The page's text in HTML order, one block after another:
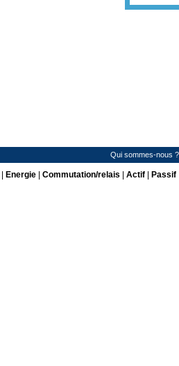
Qui sommes-nous ?
Energie Commutation/relais Actif Passif